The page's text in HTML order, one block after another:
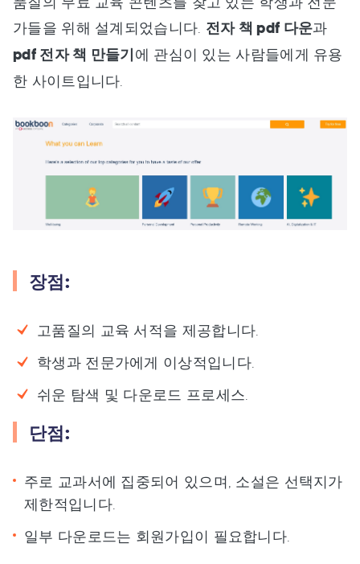
가들을 위해 설계되었습니다. 전자 책 pdf 다운과
pdf 전자 책 만들기에 관심이 있는 사람들에게 유용
한 사이트입니다.
장점:
고품질의 교육 서적을 제공합니다.
학생과 전문가에게 이상적입니다.
쉬운 탐색 및 다운로드 프로세스.
단점:
주로 교과서에 집중되어 있으며, 소설은 선택지가
제한적입니다.
일부 다운로드는 회원가입이 필요합니다.